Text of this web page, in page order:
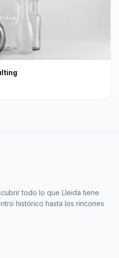
todo lo que Lleida tiene
histórico hasta los rincones